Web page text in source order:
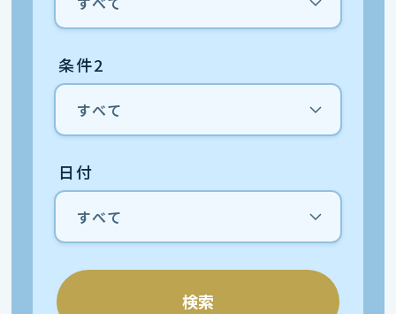
条件2
日付
検索